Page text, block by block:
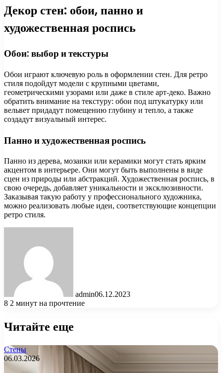
Декор стен: обои, панно и
художественная роспись
Обои: выбор и текстуры
Обои играют ключевую роль в оформлении стен. Для ретро
стиля подойдут модели с крупными цветами,
геометрическими узорами или даже в стиле арт-деко. Важно
обратить внимание на текстуру: обои под штукатурку или
вельвет придадут помещению глубину и тепло, а также
создадут визуальный интерес.
Панно и художественная роспись
Панно из дерева, мозаики или керамики могут стать ярким
акцентом в интерьере. Они могут быть выполнены в виде
сцен из природы или абстракций. Художественная роспись, в
свою очередь, добавляет уникальности и эксклюзивности.
Заказывая такую работу у профессионального художника,
можно реализовать любые идеи, соответствующие концепции
ретро стиля.
admin06.12.2023
8 2 минут на прочтение
Читайте еще
Стены
06.03.2026